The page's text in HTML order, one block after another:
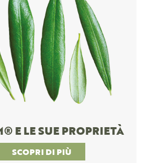
E LE SUE PROPRIETÀ
SCOPRI DI PIÙ